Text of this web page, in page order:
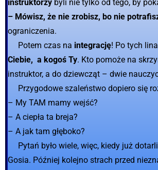
instruktorzy byli nie tylko od tego, by
– Mówisz, że nie zrobisz, bo nie
ograniczenia.
Potem czas na integrację! Po tych
Ciebie, a kogoś Ty. Kto pomoże na
instruktor, a do dziewcząt – dwie
Przygodowe szaleństwo dopiero się
– My TAM mamy wejść?
– A ciepła ta breja?
– A jak tam głęboko?
Pytań było wiele, więc, kiedy już
Gosia. Później kolejno strach przed